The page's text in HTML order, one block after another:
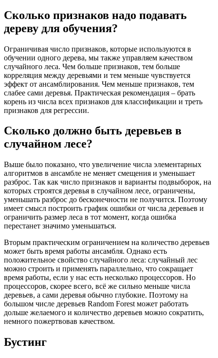
Сколько признаков надо подавать
дереву для обучения?
Ограничивая число признаков, которые используются в
обучении одного дерева, мы также управляем качеством
случайного леса. Чем больше признаков, тем больше
корреляция между деревьями и тем меньше чувствуется
эффект от ансамблирования. Чем меньше признаков, тем
слабее сами деревья. Практическая рекомендация – брать
корень из числа всех признаков для классификации и треть
признаков для регрессии.
Сколько должно быть деревьев в
случайном лесе?
Выше было показано, что увеличение числа элементарных
алгоритмов в ансамбле не меняет смещения и уменьшает
разброс. Так как число признаков и варианты подвыборок, на
которых строятся деревья в случайном лесе, ограничены,
уменьшать разброс до бесконечности не получится. Поэтому
имеет смысл построить график ошибки от числа деревьев и
ограничить размер леса в тот момент, когда ошибка
перестанет значимо уменьшаться.
Вторым практическим ограничением на количество деревьев
может быть время работы ансамбля. Однако есть
положительное свойство случайного леса: случайный лес
можно строить и применять параллельно, что сокращает
время работы, если у нас есть несколько процессоров. Но
процессоров, скорее всего, всё же сильно меньше числа
деревьев, а сами деревья обычно глубокие. Поэтому на
большом числе деревьев Random Forest может работать
дольше желаемого и количество деревьев можно сократить,
немного пожертвовав качеством.
Бустинг